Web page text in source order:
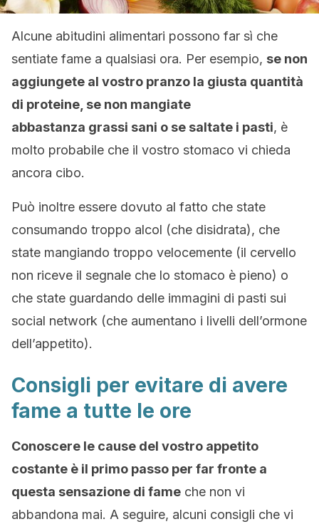
Alcune abitudini alimentari possono far sì che
sentiate fame a qualsiasi ora. Per esempio, se non
aggiungete al vostro pranzo la giusta quantità
di proteine, se non mangiate
abbastanza grassi sani o se saltate i pasti, è
molto probabile che il vostro stomaco vi chieda
ancora cibo.
Può inoltre essere dovuto al fatto che state
consumando troppo alcol (che disidrata), che
state mangiando troppo velocemente (il cervello
non riceve il segnale che lo stomaco è pieno) o
che state guardando delle immagini di pasti sui
social network (che aumentano i livelli dell’ormone
dell’appetito).
Consigli per evitare di avere
fame a tutte le ore
Conoscere le cause del vostro appetito
costante è il primo passo per far fronte a
questa sensazione di fame che non vi
abbandona mai. A seguire, alcuni consigli che vi